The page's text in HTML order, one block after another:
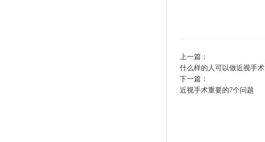
上一篇：
什么样的人可以做近视手术
下一篇：
近视手术重要的7个问题